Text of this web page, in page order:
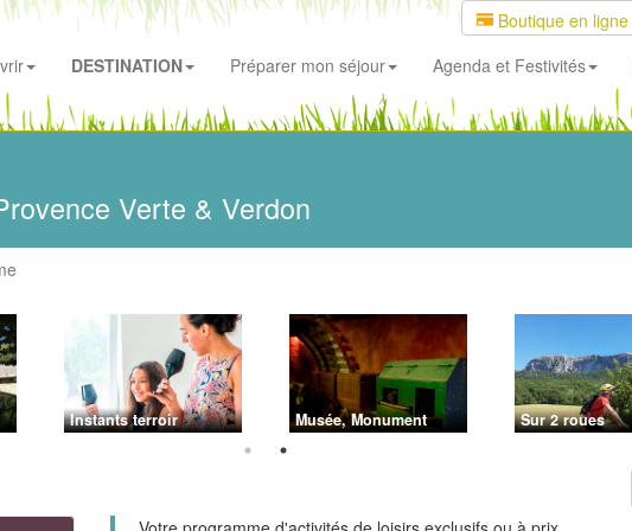
Boutique en ligne
DESTINATION Préparer mon séjour Agenda et Festivités
Verte & Verdon
Instants terroir Musée, Monument Sur 2 roues